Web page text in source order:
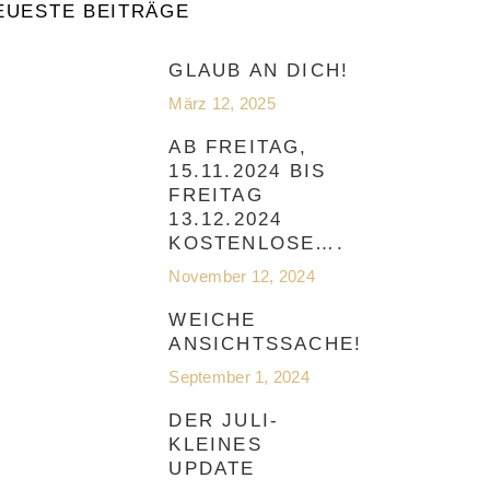
BEITRÄGE
GLAUB AN DICH!
März 12, 2025
AB FREITAG,
15.11.2024 BIS
FREITAG
13.12.2024
KOSTENLOSE….
November 12, 2024
WEICHE
ANSICHTSSACHE!
September 1, 2024
DER JULI-
KLEINES
UPDATE